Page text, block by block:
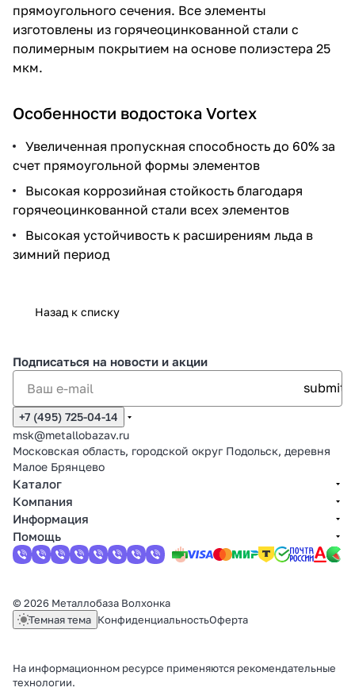
прямоугольного сечения. Все элементы
изготовлены из горячеоцинкованной стали с
полимерным покрытием на основе полиэстера 25
мкм.
Особенности водостока Vortex
Увеличенная пропускная способность до 60% за
счет прямоугольной формы элементов
Высокая коррозийная стойкость благодаря
горячеоцинкованной стали всех элементов
Высокая устойчивость к расширениям льда в
зимний период
Назад к списку
Подписаться на новости и акции
+7 (495) 725-04-14
msk@metallobazav.ru
Московская область, городской округ Подольск, деревня
Малое Брянцево
Каталог
Компания
Информация
Помощь
© 2026 Металлобаза Волхонка
Темная тема КонфиденциальностьОферта
На информационном ресурсе применяются рекомендательные
технологии.